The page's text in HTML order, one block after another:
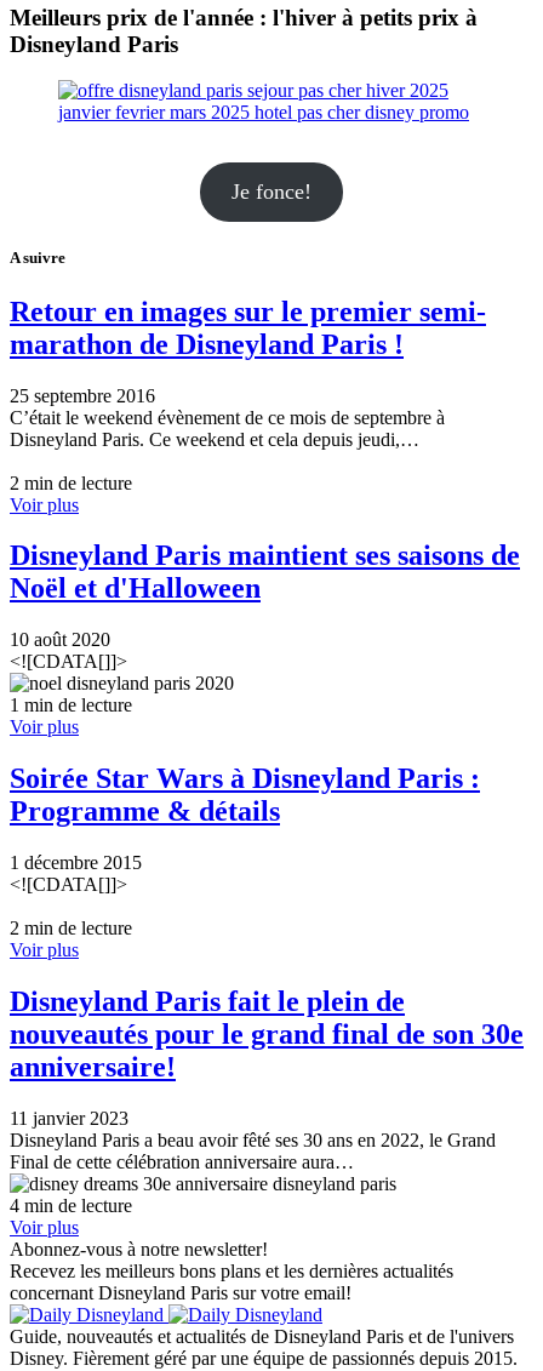
Meilleurs prix de l'année : l'hiver à petits prix à
Disneyland Paris
Je fonce!
A suivre
Retour en images sur le premier semi-
marathon de Disneyland Paris !
25 septembre 2016
C’était le weekend évènement de ce mois de septembre à
Disneyland Paris. Ce weekend et cela depuis jeudi,…
2 min de lecture
Voir plus
Disneyland Paris maintient ses saisons de
Noël et d'Halloween
10 août 2020
<![CDATA[]]>
1 min de lecture
Voir plus
Soirée Star Wars à Disneyland Paris :
Programme & détails
1 décembre 2015
<![CDATA[]]>
2 min de lecture
Voir plus
Disneyland Paris fait le plein de
nouveautés pour le grand final de son 30e
anniversaire!
11 janvier 2023
Disneyland Paris a beau avoir fêté ses 30 ans en 2022, le Grand
Final de cette célébration anniversaire aura…
4 min de lecture
Voir plus
Abonnez-vous à notre newsletter!
Recevez les meilleurs bons plans et les dernières actualités
concernant Disneyland Paris sur votre email!
Guide, nouveautés et actualités de Disneyland Paris et de l'univers
Disney. Fièrement géré par une équipe de passionnés depuis 2015.